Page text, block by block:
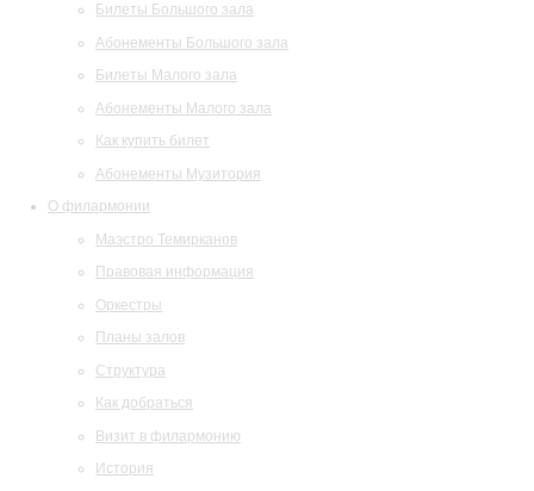
Билеты Большого зала
Абонементы Большого зала
Билеты Малого зала
Абонементы Малого зала
Как купить билет
Абонементы Музитория
О филармонии
Маэстро Темирканов
Правовая информация
Оркестры
Планы залов
Структура
Как добраться
Визит в филармонию
История